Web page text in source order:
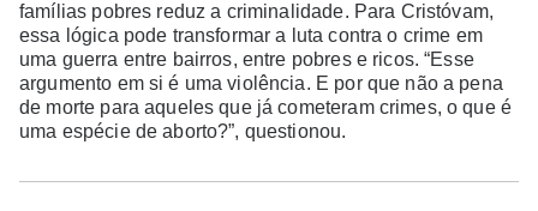
famílias pobres reduz a criminalidade. Para Cristóvam,
essa lógica pode transformar a luta contra o crime em
uma guerra entre bairros, entre pobres e ricos. “Esse
argumento em si é uma violência. E por que não a pena
de morte para aqueles que já cometeram crimes, o que é
uma espécie de aborto?”, questionou.